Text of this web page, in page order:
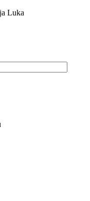
Luka